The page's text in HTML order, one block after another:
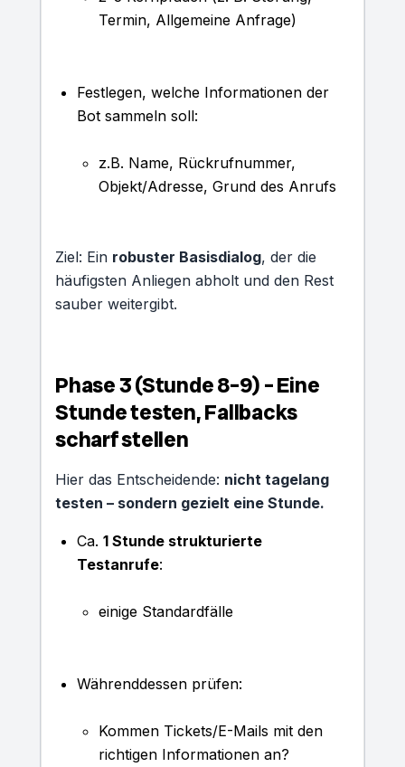
Termin, Allgemeine Anfrage)
Festlegen, welche Informationen der
Bot sammeln soll:
z.B. Name, Rückrufnummer,
Objekt/Adresse, Grund des Anrufs
Ziel: Ein robuster Basisdialog, der die
häufigsten Anliegen abholt und den Rest
sauber weitergibt.
Phase 3 (Stunde 8–9) – Eine
Stunde testen, Fallbacks
scharf stellen
Hier das Entscheidende: nicht tagelang
testen – sondern gezielt eine Stunde.
Ca. 1 Stunde strukturierte
Testanrufe:
einige Standardfälle
Währenddessen prüfen:
Kommen Tickets/E-Mails mit den
richtigen Informationen an?